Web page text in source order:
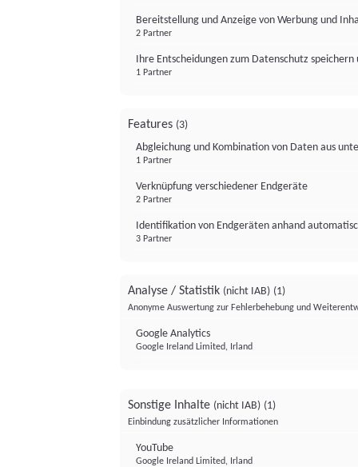
Bereitstellung und Anzeige von Werbung und
2 Partner
Ihre Entscheidungen zum Datenschutz
1 Partner
Features (3)
Abgleichung und Kombination von Daten aus
1 Partner
Verknüpfung verschiedener Endgeräte
2 Partner
Identifikation von Endgeräten anhand
3 Partner
Analyse / Statistik (nicht IAB) (1)
Anonyme Auswertung zur Fehlerbehebung und
Google Analytics
Google Ireland Limited, Irland
Sonstige Inhalte (nicht IAB) (1)
Einbindung zusätzlicher Informationen
YouTube
Google Ireland Limited, Irland